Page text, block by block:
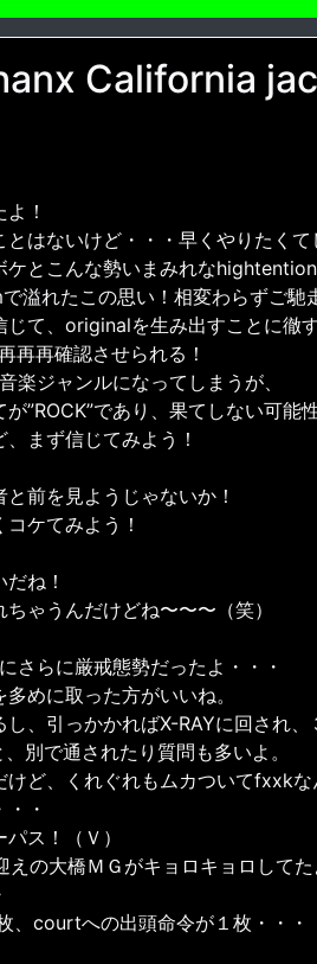
California
！
はないけど・・・早くやりたく
ケとこんな勢いまみれな
溢れたこの思い！相変わらずご馳
じて、originalを生み出すことに徹
再再確認させられる！
楽ジャンルになってしまうが、
”ROCK”であり、果てしない可能
まず信じてみよう！
前を見ようじゃないか！
ケてみよう！
ね！
ゃうんだけどね〜〜〜（笑）
さらに厳戒態勢だったよ・・・
めに取った方がいいね。
、引っかかればX-RAYに回され
別で通されたり質問も多いよ。
けど、くれぐれもムカついてfxxk
・
ス！（Ｖ）
の大橋ＭＧがキョロキョロして
courtへの出頭命令が１枚・・・